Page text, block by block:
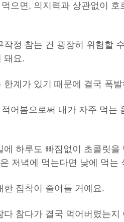
으면, 의지력과 상관없이
작정 참는 건 굉장히 위험할
돼요.
한계가 있기 때문에 결국 폭
어봄으로써 내가 자주 먹는
에 하루도 빠짐없이 초콜릿
저녁에 먹는다면 낮에 먹는
한 집착이 줄어들 거예요.
다 참다가 결국 먹어버렸는